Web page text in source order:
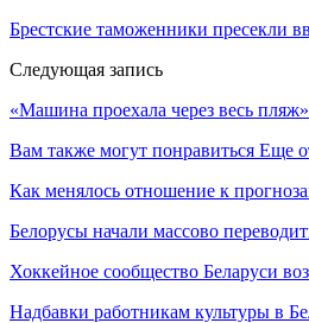
Брестские таможенники пресекли
Следующая запись
«Машина проехала через весь
Вам также могут понравиться Еще
Как менялось отношение к
Белорусы начали массово
Хоккейное сообщество Беларуси
Надбавки работникам культуры в